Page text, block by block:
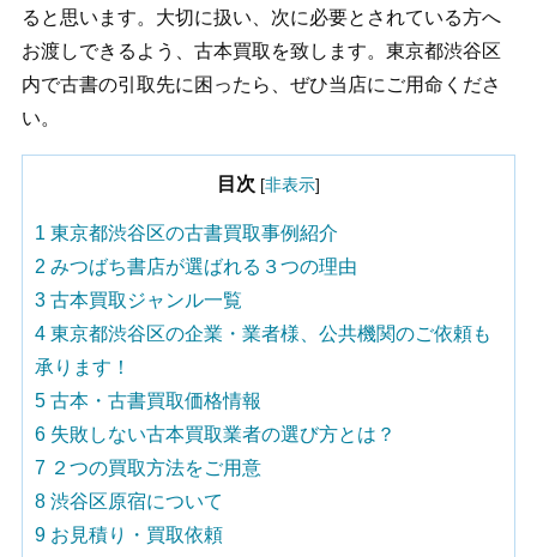
ると思います。大切に扱い、次に必要とされている方へ
お渡しできるよう、古本買取を致します。東京都渋谷区
内で古書の引取先に困ったら、ぜひ当店にご用命くださ
い。
目次 [非表示]
1 東京都渋谷区の古書買取事例紹介
2 みつばち書店が選ばれる３つの理由
3 古本買取ジャンル一覧
4 東京都渋谷区の企業・業者様、公共機関のご依頼も
承ります！
5 古本・古書買取価格情報
6 失敗しない古本買取業者の選び方とは？
7 ２つの買取方法をご用意
8 渋谷区原宿について
9 お見積り・買取依頼